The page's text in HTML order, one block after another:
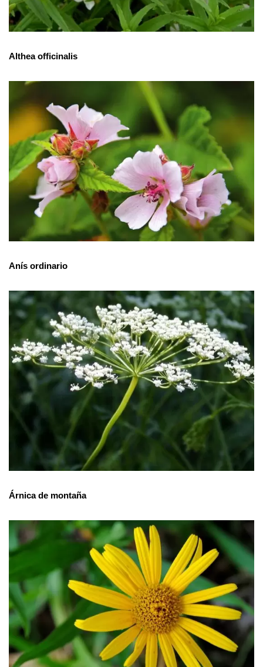
Althea officinalis
Anís ordinario
Árnica de montaña